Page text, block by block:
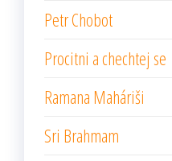
Petr Chobot
Procitni a chechtej se
Ramana Maháriši
Sri Brahmam